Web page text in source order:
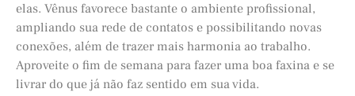
elas. Vênus favorece bastante o ambiente profissional,
ampliando sua rede de contatos e possibilitando novas
conexões, além de trazer mais harmonia ao trabalho.
Aproveite o fim de semana para fazer uma boa faxina e se
livrar do que já não faz sentido em sua vida.